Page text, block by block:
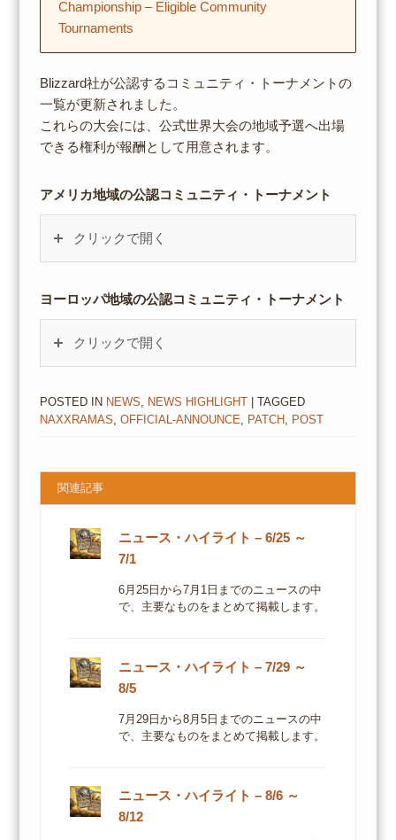
Championship – Eligible Community
Tournaments
Blizzard社が公認するコミュニティ・トーナメントの
一覧が更新されました。
これらの大会には、公式世界大会の地域予選へ出場
できる権利が報酬として用意されます。
アメリカ地域の公認コミュニティ・トーナメント
クリックで開く
ヨーロッパ地域の公認コミュニティ・トーナメント
クリックで開く
POSTED IN NEWS, NEWS HIGHLIGHT
| TAGGED
NAXXRAMAS, OFFICIAL-ANNOUNCE, PATCH , POST
関連記事
ニュース・ハイライト – 6/25 ～
7/1
6月25日から7月1日までのニュースの中
で、主要なものをまとめて掲載します。
ニュース・ハイライト – 7/29 ～
8/5
7月29日から8月5日までのニュースの中
で、主要なものをまとめて掲載します。
ニュース・ハイライト – 8/6 ～
8/12